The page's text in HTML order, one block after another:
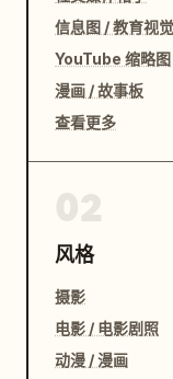
信息图 / 教育视
YouTube 缩略图
漫画 / 故事板
查看更多
风格
摄影
电影 / 电影剧照
动漫 / 漫画